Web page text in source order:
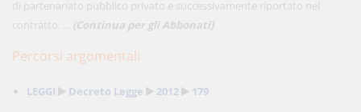
di partenariato pubblico privato e successivamente riportato nel
contratto. ... (Continua per gli Abbonati)
Percorsi argomentali
LEGGI Decreto Legge 2012 179